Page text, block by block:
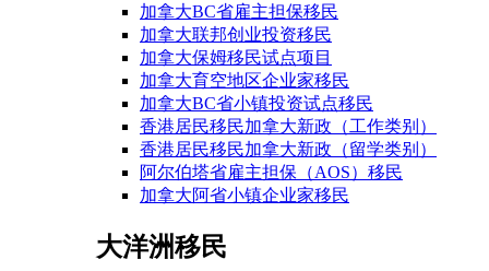
加拿大BC省雇主担保移民
加拿大联邦创业投资移民
加拿大保姆移民试点项目
加拿大育空地区企业家移民
加拿大BC省小镇投资试点移民
香港居民移民加拿大新政（工作类别）
香港居民移民加拿大新政（留学类别）
阿尔伯塔省雇主担保（AOS）移民
加拿大阿省小镇企业家移民
大洋洲移民